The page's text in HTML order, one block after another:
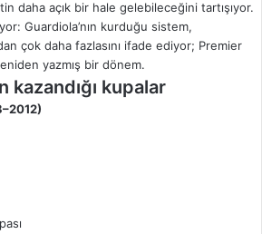
daha açık bir hale gelebileceğini tartışıyor.
Guardiola’nın kurduğu sistem,
çok daha fazlasını ifade ediyor; Premier
yazmış bir dönem.
kazandığı kupalar